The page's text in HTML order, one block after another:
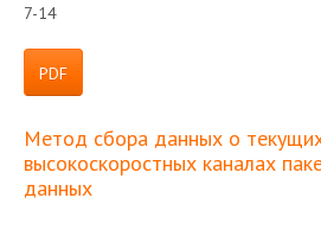
7-14
PDF
Метод сбора данных о
высокоскоростных каналах
данных